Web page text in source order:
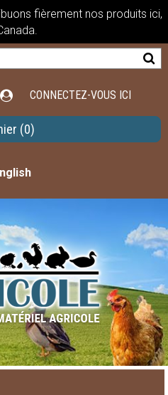
fièrement nos produits ici,
CONNECTEZ-VOUS ICI
(0)